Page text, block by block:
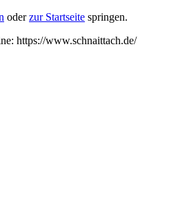
oderzur Startseite springen.
https://www.schnaittach.de/